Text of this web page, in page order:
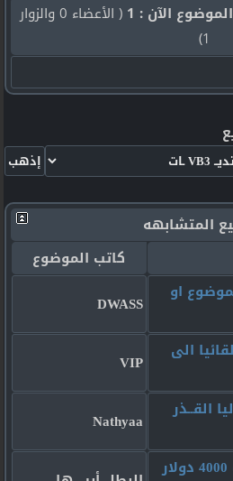
الآن : 1
( الأعضاء 0 والزوار
1)
المتشابهه
كاتب الموضوع
او
DWASS
الى
VIP
القــذر
Nathyaa
مرحاض أوتوماتيكي ثمنه 4000 دولار